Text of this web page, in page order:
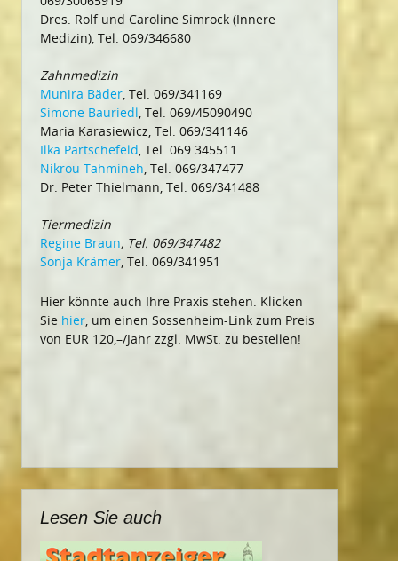
Dres. Rolf und Caroline Simrock (Innere
Medizin), Tel. 069/346680
Zahnmedizin
Munira Bäder, Tel. 069/341169
Simone Bauriedl, Tel. 069/45090490
Maria Karasiewicz, Tel. 069/341146
Ilka Partschefeld, Tel. 069 345511
Nikrou Tahmineh, Tel. 069/347477
Dr. Peter Thielmann, Tel. 069/341488
Tiermedizin
Regine Braun, Tel. 069/347482
Sonja Krämer, Tel. 069/341951
Hier könnte auch Ihre Praxis stehen. Klicken
Sie hier, um einen Sossenheim-Link zum Preis
von EUR 120,–/Jahr zzgl. MwSt. zu bestellen!
Lesen Sie auch